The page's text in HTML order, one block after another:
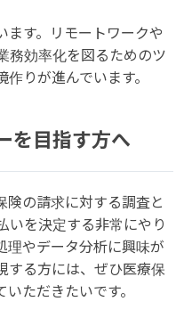
ます。リモートワークや
務効率化を図るためのツ
りが進んでいます。
を目指す方へ
険の請求に対する調査と
いを決定する非常にやり
理やデータ分析に興味が
する方には、ぜひ医療保
ただきたいです。